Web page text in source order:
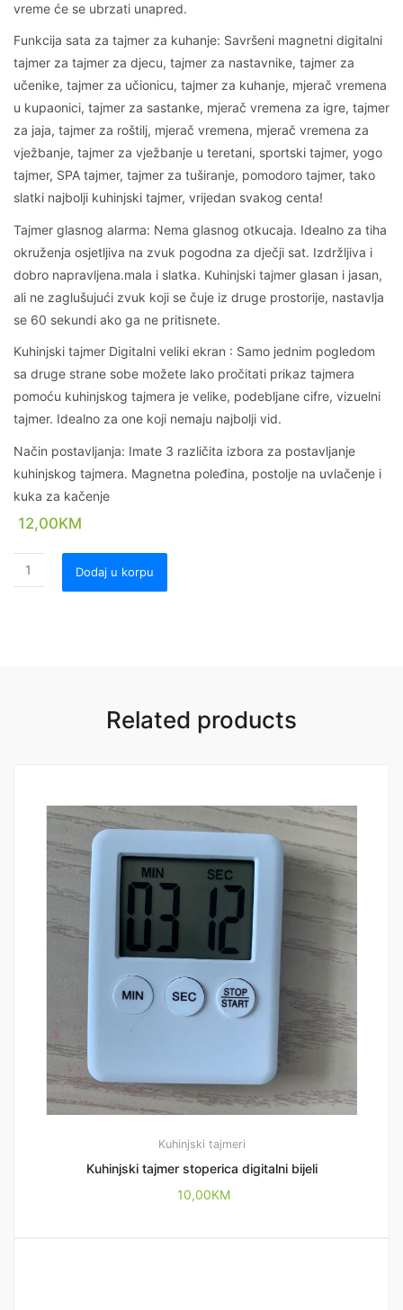
vreme će se ubrzati unapred.
Funkcija sata za tajmer za kuhanje: Savršeni magnetni digitalni
tajmer za tajmer za djecu, tajmer za nastavnike, tajmer za
učenike, tajmer za učionicu, tajmer za kuhanje, mjerač vremena
u kupaonici, tajmer za sastanke, mjerač vremena za igre, tajmer
za jaja, tajmer za roštilj, mjerač vremena, mjerač vremena za
vježbanje, tajmer za vježbanje u teretani, sportski tajmer, yogo
tajmer, SPA tajmer, tajmer za tuširanje, pomodoro tajmer, tako
slatki najbolji kuhinjski tajmer, vrijedan svakog centa!
Tajmer glasnog alarma: Nema glasnog otkucaja. Idealno za tiha
okruženja osjetljiva na zvuk pogodna za dječji sat. Izdržljiva i
dobro napravljena.mala i slatka. Kuhinjski tajmer glasan i jasan,
ali ne zaglušujući zvuk koji se čuje iz druge prostorije, nastavlja
se 60 sekundi ako ga ne pritisnete.
Kuhinjski tajmer Digitalni veliki ekran : Samo jednim pogledom
sa druge strane sobe možete lako pročitati prikaz tajmera
pomoću kuhinjskog tajmera je velike, podebljane cifre, vizuelni
tajmer. Idealno za one koji nemaju najbolji vid.
Način postavljanja: Imate 3 različita izbora za postavljanje
kuhinjskog tajmera. Magnetna poleđina, postolje na uvlačenje i
kuka za kačenje
12,00KM
Dodaj u korpu
Related products
Kuhinjski tajmeri
Kuhinjski tajmer stoperica digitalni bijeli
10,00KM